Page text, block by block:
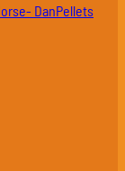
DanPellets